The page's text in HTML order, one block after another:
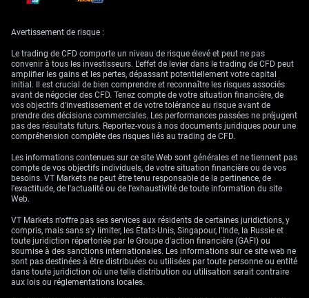
La tendance s’oriente-t-elle à la hausse ou à la baisse ?
La dynamique se renforce-t-elle ou faiblit-elle ?
Le mouvement a-t-il plus de chances de continuer ou de
s’essouffler ?
Quels sont les trois éléments ?
L’indicateur a trois composantes :
moyenne mobile qui donne plus de poids aux prix récents,
donc réagit plus vite).
Ligne de signal :une version « lissée » (moyennée pour être
plus stable) de la ligne MACD, utilisée comme déclencheur.
Histogramme :des barres qui montrent l’écart entre la ligne
Avertissement de risque :
Le trading de CFD comporte un niveau de risque élevé et peut ne pas
convenir à tous les investisseurs. L'effet de levier dans le trading de CFD peut
amplifier les gains et les pertes, dépassant potentiellement votre capital
initial. Il est crucial de bien comprendre et reconnaître les risques associés
avant de négocier des CFD. Tenez compte de votre situation financière, de
vos objectifs d’investissement et de votre tolérance au risque avant de
prendre des décisions commerciales. Les performances passées ne préjugent
pas des résultats futurs. Reportez-vous à nos documents juridiques pour une
compréhension complète des risques liés au trading de CFD.
Les informations contenues sur ce site Web sont générales et ne tiennent pas
compte de vos objectifs individuels, de votre situation financière ou de vos
besoins. VT Markets ne peut être tenu responsable de la pertinence, de
l'exactitude, de l'actualité ou de l'exhaustivité de toute information du site
Web.
VT Markets n'offre pas ses services aux résidents de certaines juridictions, y
compris, mais sans s'y limiter, les États-Unis, Singapour, l'Inde, la Russie et
toute juridiction répertoriée par le Groupe d'action financière (GAFI) ou
soumise à des sanctions internationales. Les informations sur ce site web ne
sont pas destinées à être distribuées ou utilisées par toute personne ou entité
dans toute juridiction où une telle distribution ou utilisation serait contraire
aux lois ou réglementations locales.